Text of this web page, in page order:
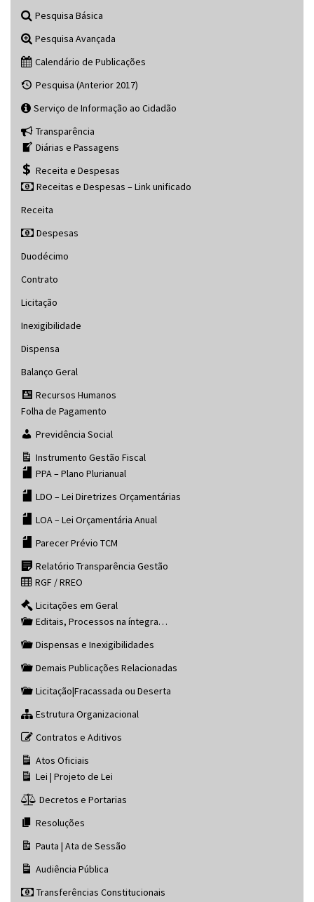
Pesquisa Básica
Pesquisa Avançada
Calendário de Publicações
Pesquisa (Anterior 2017)
Serviço de Informação ao Cidadão
Transparência
Diárias e Passagens
Receita e Despesas
Receitas e Despesas – Link unificado
Receita
Despesas
Duodécimo
Contrato
Licitação
Inexigibilidade
Dispensa
Balanço Geral
Recursos Humanos
Folha de Pagamento
Previdência Social
Instrumento Gestão Fiscal
PPA – Plano Plurianual
LDO – Lei Diretrizes Orçamentárias
LOA – Lei Orçamentária Anual
Parecer Prévio TCM
Relatório Transparência Gestão
RGF / RREO
Licitações em Geral
Editais, Processos na íntegra…
Dispensas e Inexigibilidades
Demais Publicações Relacionadas
Licitação|Fracassada ou Deserta
Estrutura Organizacional
Contratos e Aditivos
Atos Oficiais
Lei | Projeto de Lei
Decretos e Portarias
Resoluções
Pauta | Ata de Sessão
Audiência Pública
Transferências Constitucionais